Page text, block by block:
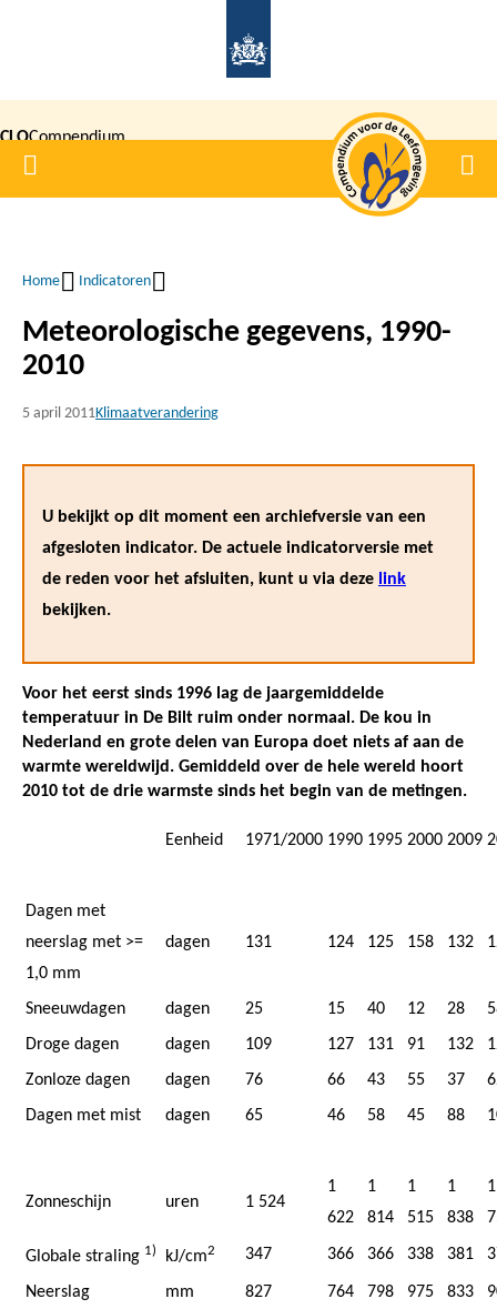
inhoud
gaan
CLOCompendium
voor de
Home
Kruimelpad
Home Indicatoren
Meteorologische gegevens, 1990-
2010
5 april 2011Klimaatverandering
U bekijkt op dit moment een archiefversie van een
afgesloten indicator. De actuele indicatorversie met
de reden voor het afsluiten, kunt u via deze link
bekijken.
Voor het eerst sinds 1996 lag de jaargemiddelde
temperatuur in De Bilt ruim onder normaal. De kou in
Nederland en grote delen van Europa doet niets af aan de
warmte wereldwijd. Gemiddeld over de hele wereld hoort
2010 tot de drie warmste sinds het begin van de metingen.
Eenheid 1971/2000 1990 1995 2000 2009
Dagen met
neerslag met >=
1,0 mm
dagen 131 124 125 158 132
Sneeuwdagen dagen 25 15 40 12 28
Droge dagen
dagen 109 127 131 91 132
Zonloze dagen
dagen 76 66 43 55 37
Dagen met mist
dagen 65 46 58 45 88
Zonneschijn uren 1 524
1
622
1
814
1
515
1
838
1
Globale straling 1) kJ/cm2 347 366 366 338 381
Neerslag mm 827 764 798 975 833